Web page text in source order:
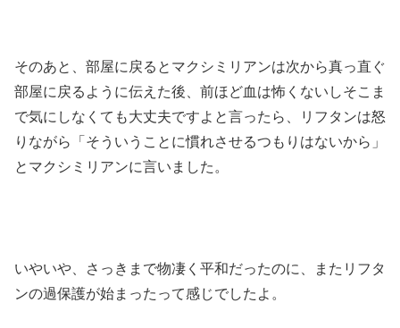
そのあと、部屋に戻るとマクシミリアンは次から真っ直ぐ
部屋に戻るように伝えた後、前ほど血は怖くないしそこま
で気にしなくても大丈夫ですよと言ったら、リフタンは怒
りながら「そういうことに慣れさせるつもりはないから」
とマクシミリアンに言いました。
いやいや、さっきまで物凄く平和だったのに、またリフタ
ンの過保護が始まったって感じでしたよ。